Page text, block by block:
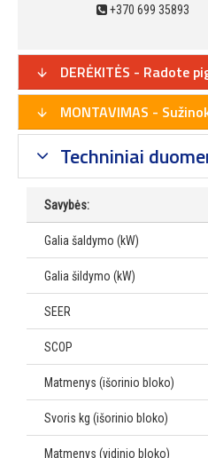
+370 699 35893
DERĖKITĖS - Radote
MONTAVIMAS -
Techniniai
Savybės:
Galia šaldymo (kW)
Galia šildymo (kW)
SEER
SCOP
Matmenys (išorinio bloko)
Svoris kg (išorinio bloko)
Matmenys (vidinio bloko)